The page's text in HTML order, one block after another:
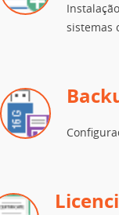
sistemas